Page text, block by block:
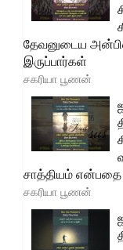
தேவனுடைய
இருப்பார்கள்
சகரியா பூணன்
சாத்தியம்
சகரியா பூணன்